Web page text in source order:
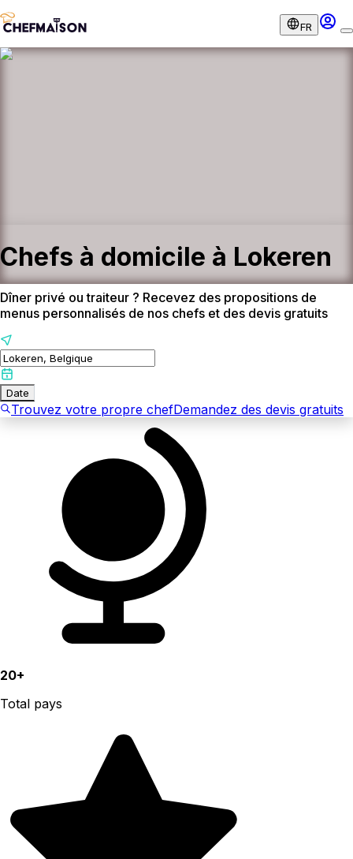
FR
Chefs à domicile à Lokeren
Dîner privé ou traiteur ? Recevez des propositions de
menus personnalisés de nos chefs et des devis gratuits
Date
Trouvez votre propre chefDemandez des devis gratuits
20+
Total pays